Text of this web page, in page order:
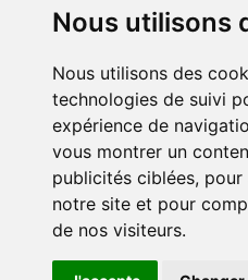
Nous utilisons
Nous utilisons des
technologies de suivi
expérience de
vous montrer un
publicités ciblées,
notre site et pour
de nos visiteurs.